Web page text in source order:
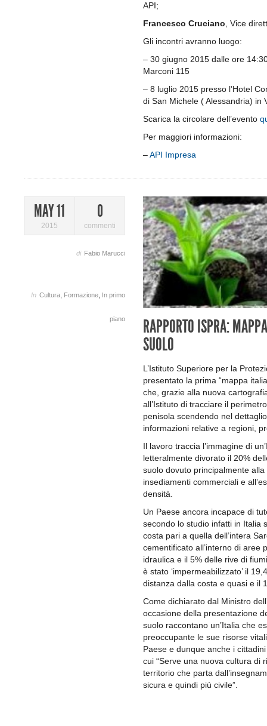
API;
Francesco Cruciano , Vice
Gli incontri avranno luogo:
– 30 giugno 2015 dalle ore
Marconi 115
– 8 luglio 2015 presso l’Hotel
di San Michele ( Alessandria) in
Scarica la circolare dell’evento
Per maggiori informazioni:
–API Impresa
MAY 11
2015
0
commenti
di Fabio Marucci
In Cultura Formazione In primo
piano
RAPPORTO ISPRA:
SUOLO
L’Istituto Superiore per la
presentato la prima “mappa
che, grazie alla nuova
all’Istituto di tracciare il
penisola scendendo nel
informazioni relative a regioni,
Il lavoro traccia l’immagine di
letteralmente divorato il 20%
suolo dovuto principalmente
insediamenti commerciali e
densità.
Un Paese ancora incapace di
secondo lo studio infatti in Italia
costa pari a quella dell’intera
cementificato all’interno di aree
idraulica e il 5% delle rive di
è stato ‘impermeabilizzato’ il
distanza dalla costa e quasi e il
Come dichiarato dal Ministro
occasione della presentazione
suolo raccontano un’Italia che
preoccupante le sue risorse
Paese e dunque anche i
cui “Serve una nuova cultura di
territorio che parta
sicura e quindi più civile”.